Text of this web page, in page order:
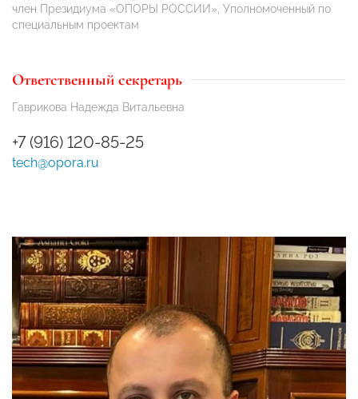
член Президиума «ОПОРЫ РОССИИ», Уполномоченный по
специальным проектам
Ответственный секретарь
Гаврикова Надежда Витальевна
+7 (916) 120-85-25
tech@opora.ru